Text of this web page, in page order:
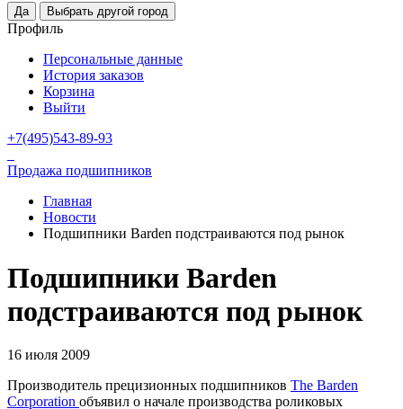
Профиль
Персональные данные
История заказов
Корзина
Выйти
+7(495)543-89-93
Продажа подшипников
Главная
Новости
Подшипники Barden подстраиваются под рынок
Подшипники Barden
подстраиваются под рынок
16 июля 2009
Производитель прецизионных подшипников The Barden
Corporation объявил о начале производства роликовых